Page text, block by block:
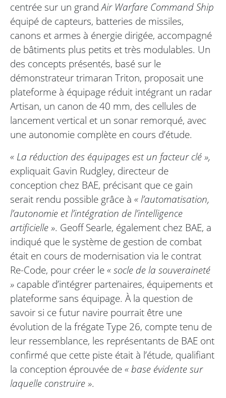
centrée sur un grandAir Warfare Command Ship
équipé de capteurs, batteries de missiles,
canons et armes à énergie dirigée, accompagné
de bâtiments plus petits et très modulables. Un
des concepts présentés, basé sur le
démonstrateur trimaran Triton, proposait une
plateforme à équipage réduit intégrant un radar
Artisan, un canon de 40 mm, des cellules de
lancement vertical et un sonar remorqué, avec
une autonomie complète en cours d’étude.
« La réduction des équipages est un facteur clé »,
expliquait Gavin Rudgley, directeur de
conception chez BAE, précisant que ce gain
serait rendu possible grâce à « l’automatisation,
l’autonomie et l’intégration de l’intelligence
artificielle ». Geoff Searle, également chez BAE, a
indiqué que le système de gestion de combat
était en cours de modernisation via le contrat
Re-Code, pour créer le« socle de la souveraineté
» capable d’intégrer partenaires, équipements et
plateforme sans équipage. À la question de
savoir si ce futur navire pourrait être une
évolution de la frégate Type 26, compte tenu de
leur ressemblance, les représentants de BAE ont
confirmé que cette piste était à l’étude, qualifiant
la conception éprouvée de« base évidente sur
laquelle construire ».